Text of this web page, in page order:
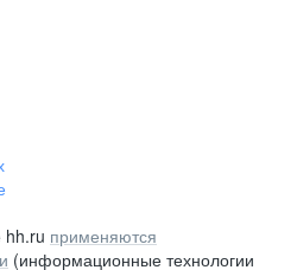
применяются
(информационные технологии